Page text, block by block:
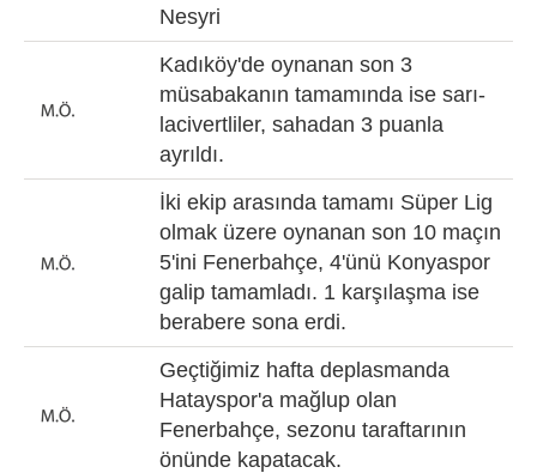
Nesyri
Kadıköy'de oynanan son 3
müsabakanın tamamında ise sarı-
lacivertliler, sahadan 3 puanla
ayrıldı.
İki ekip arasında tamamı Süper Lig
olmak üzere oynanan son 10 maçın
5'ini Fenerbahçe, 4'ünü Konyaspor
galip tamamladı. 1 karşılaşma ise
berabere sona erdi.
Geçtiğimiz hafta deplasmanda
Hatayspor'a mağlup olan
Fenerbahçe, sezonu taraftarının
önünde kapatacak.